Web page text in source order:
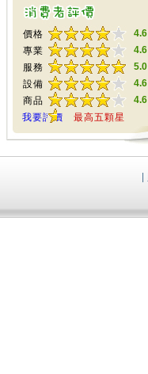
價格
4.6
專業
4.6
服務
5.0
設備
4.6
商品
4.6
我要評價
最高五顆星